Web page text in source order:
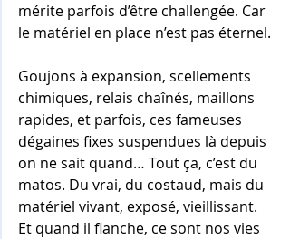
mérite parfois d’être challengée. Car
le matériel en place n’est pas éternel.
Goujons à expansion, scellements
chimiques, relais chaînés, maillons
rapides, et parfois, ces fameuses
dégaines fixes suspendues là depuis
on ne sait quand… Tout ça, c’est du
matos. Du vrai, du costaud, mais du
matériel vivant, exposé, vieillissant.
Et quand il flanche, ce sont nos vies